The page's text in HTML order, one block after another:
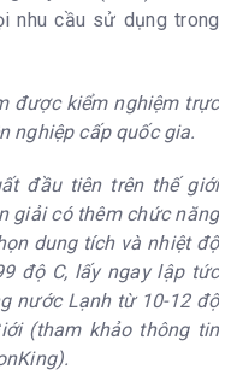
10.5/11.0 3 mức ion
3 nước lọc trung tính:
minh/ Nguội / Lạnh)
(không sử dụng
- Nóng thông minh
nhu cầu sử dụng trong
được kiểm nghiệm trực
nghiệp cấp quốc gia.
đầu tiên trên thế giới
giải có thêm chức năng
dung tích và nhiệt độ
độ C, lấy ngay lập tức
nước Lạnh từ 10-12 độ
(tham khảo thông tin